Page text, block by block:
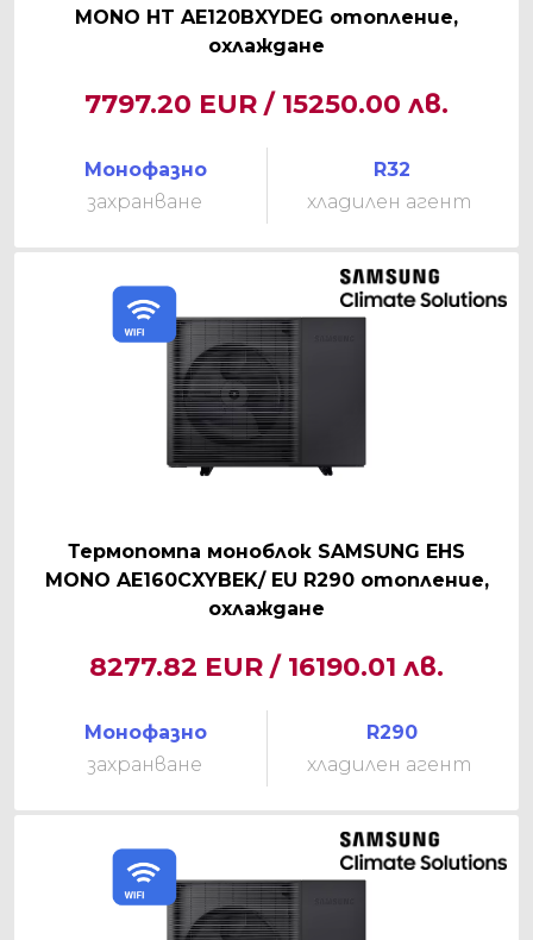
MONO HT AE120BXYDEG отопление,
охлаждане
7797.20 EUR / 15250.00 лв.
Монофазно
захранване
R32
хладилен агент
Термопомпа моноблок SAMSUNG EHS
MONO AE160CXYBEK/ EU R290 отопление,
охлаждане
8277.82 EUR / 16190.01 лв.
Монофазно
захранване
R290
хладилен агент